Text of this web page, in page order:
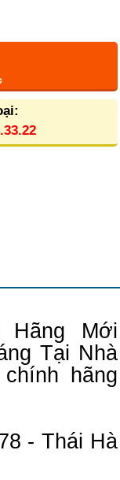
Hãng Mới
Tại Nhà
hãng
- Thái Hà